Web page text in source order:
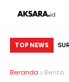
TOP NEWS
Bupati Garut
Beranda Berita